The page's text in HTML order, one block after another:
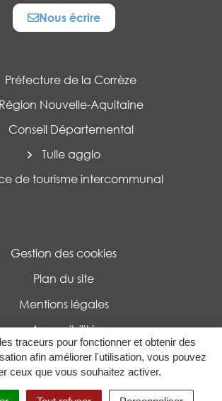
traceurs pour fonctionner et obtenir des
afin améliorer l'utilisation, vous pouvez
ceux que vous souhaitez activer.
RECHERCHE
Nous écrire
Préfecture de la Corrèze
Région Nouvelle-Aquitaine
Conseil Départemental
Tulle agglo
de tourisme intercommunal
Gestion des cookies
Plan du site
Mentions légales
Accessibilité
de confidentialité